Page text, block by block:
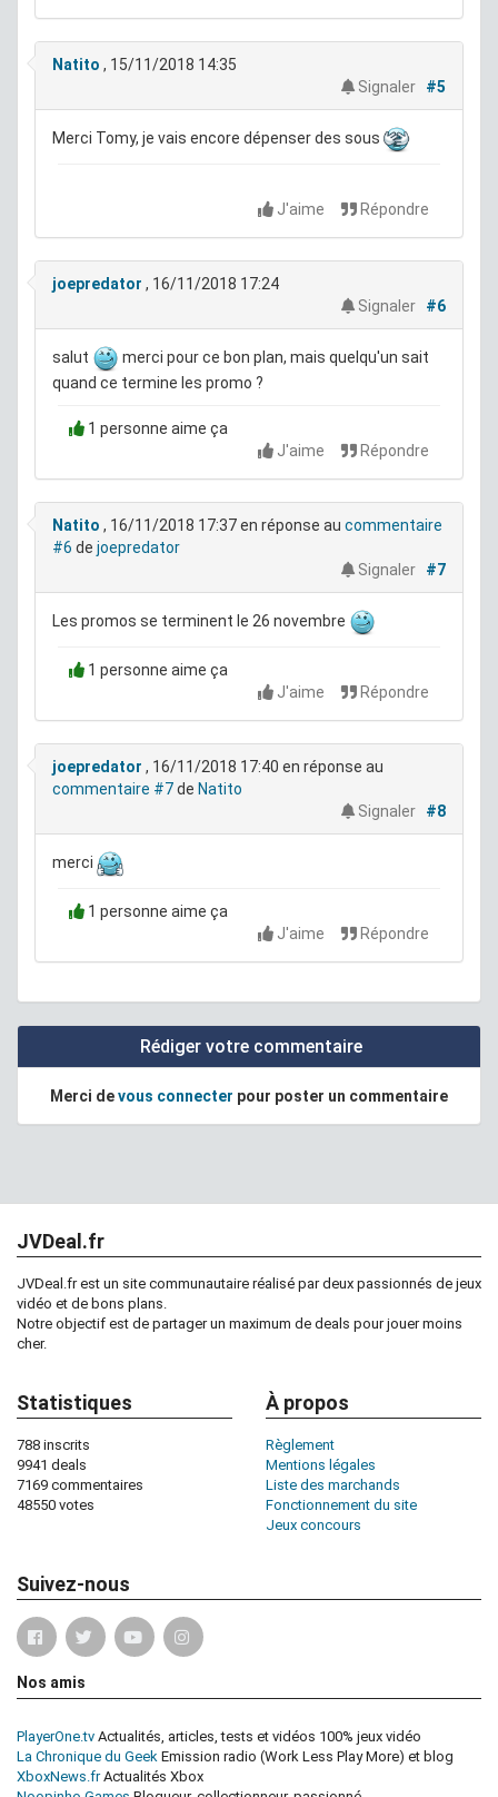
Natito , 15/11/2018 14:35
Signaler
#5
Merci Tomy, je vais encore dépenser des sous
J'aime Répondre
joepredator , 16/11/2018 17:24
Signaler
#6
salut
merci pour ce bon plan, mais quelqu'un sait
quand ce termine les promo ?
1 personne aime ça
J'aime
Répondre
Natito , 16/11/2018 17:37en réponse au commentaire
#6 de joepredator
Signaler
#7
Les promos se terminent le 26 novembre
1 personne aime ça
J'aime
Répondre
joepredator , 16/11/2018 17:40 en réponse au
commentaire #7de Natito
Signaler
#8
merci
1 personne aime ça
J'aime
Répondre
Rédiger votre commentaire
Merci devous connecter pour poster un commentaire
JVDeal.fr
JVDeal.fr est un site communautaire réalisé par deux passionnés de jeux
vidéo et de bons plans.
Notre objectif est de partager un maximum de deals pour jouer moins
cher.
Statistiques
788 inscrits
9941 deals
7169 commentaires
48550 votes
À propos
Règlement
Mentions légales
Liste des marchands
Fonctionnement du site
Jeux concours
Suivez-nous
Nos amis
PlayerOne.tv Actualités, articles, tests et vidéos 100% jeux vidéo
La Chronique du Geek Emission radio (Work Less Play More) et blog
XboxNews.frActualités Xbox